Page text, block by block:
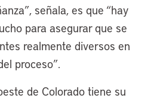
señala, es que “hay
para asegurar que se
realmente diversos en
proceso”.
de Colorado tiene su